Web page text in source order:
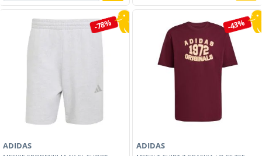
-78%
ADIDAS
-43%
ADIDAS